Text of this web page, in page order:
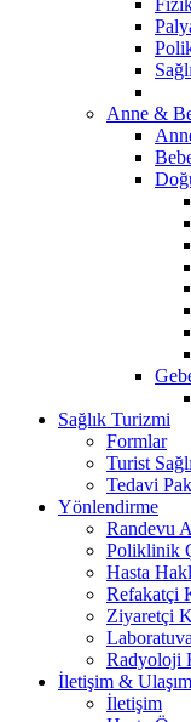
Anne &
Sağlık Turizmi
Formlar
Turist
Tedavi
Yönlendirme
Randevu
Poliklinik
Hasta
Refakatçi
Ziyaretçi
Radyoloji
İletişim & Ulaşım
İletişim